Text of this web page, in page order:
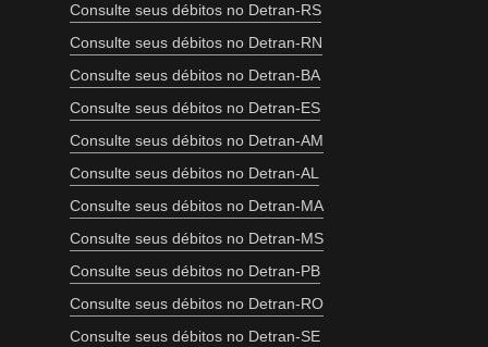
Consulte seus débitos no Detran-RS
Consulte seus débitos no Detran-RN
Consulte seus débitos no Detran-BA
Consulte seus débitos no Detran-ES
Consulte seus débitos no Detran-AM
Consulte seus débitos no Detran-AL
Consulte seus débitos no Detran-MA
Consulte seus débitos no Detran-MS
Consulte seus débitos no Detran-PB
Consulte seus débitos no Detran-RO
Consulte seus débitos no Detran-SE